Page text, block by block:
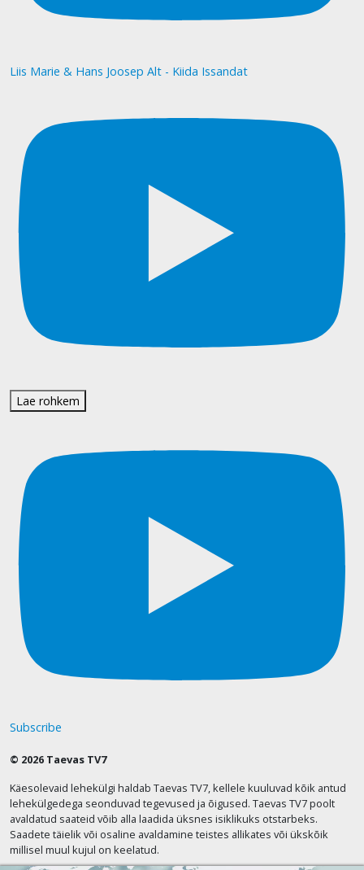
Liis Marie & Hans Joosep Alt - Kiida Issandat
Lae rohkem
Subscribe
© 2026 Taevas TV7
Käesolevaid lehekülgi haldab Taevas TV7, kellele kuuluvad kõik antud
lehekülgedega seonduvad tegevused ja õigused. Taevas TV7 poolt
avaldatud saateid võib alla laadida üksnes isiklikuks otstarbeks.
Saadete täielik või osaline avaldamine teistes allikates või ükskõik
millisel muul kujul on keelatud.